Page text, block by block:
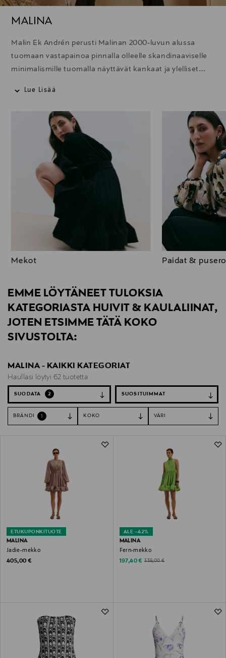
MALINA
Malin Ek Andrén perusti Malinan 2000-luvun alussa
tuomaan vastapainoa pinnalla olleelle skandinaaviselle
minimalismille tuomalla näyttävät kankaat ja ylelliset
Tutustu erityisesti Malinan ihaniin juhlamekkoihin, jotka
ovat näyttävä valinta kaikkiin juhliin.
Lue Lisää
Mekot Paidat &
EMME LÖYTÄNEET TULOKSIA
KATEGORIASTA HUIVIT & KAULALIINAT,
JOTEN ETSIMME TÄTÄ KOKO
SIVUSTOLTA:
MALINA - KAIKKI KATEGORIAT
Haullasi löytyi 62 tuotetta
SUODATA 2
BRÄNDI 1 KOKO VÄRI
ETUKUPONKITUOTE
MALINA
Jadie-mekko
Original Price
405,00 €
ALE –42%
MALINA
Fern-mekko
Discounted Price
197,40 € Original Price
339,00 €